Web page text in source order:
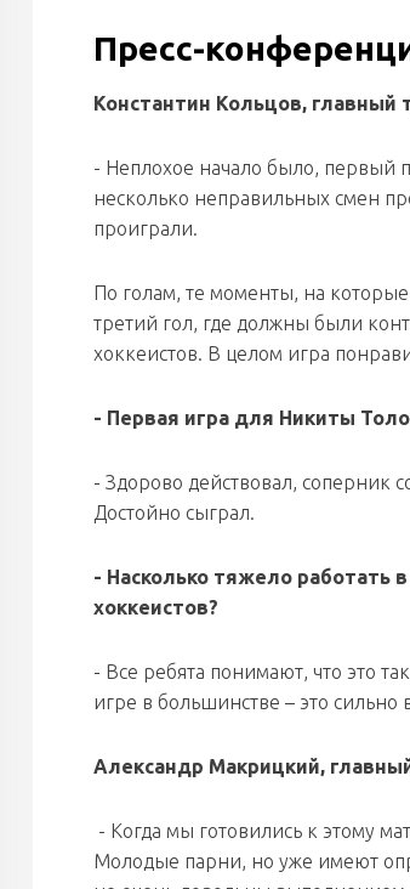
Пресс-
Константин Кольцов,
- Неплохое начало было, первый
несколько неправильных смен
проиграли.
По голам, те моменты, на
третий гол, где должны были
хоккеистов. В целом игра
- Первая игра для Никиты
- Здорово действовал, соперник
Достойно сыграл.
- Насколько тяжело работать
хоккеистов?
- Все ребята понимают, что это
игре в большинстве – это сильно
Александр Макрицкий,
- Когда мы готовились к этому
Молодые парни, но уже имеют